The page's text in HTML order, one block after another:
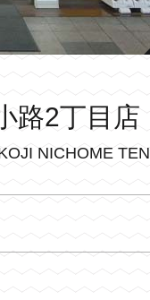
路2丁目店
NICHOME TEN